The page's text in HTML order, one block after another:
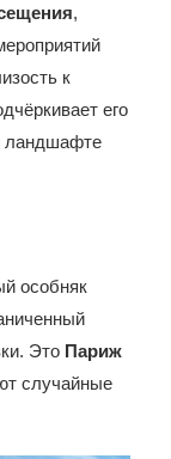
,
к
его
ландшафте
особняк
Это Париж
случайные